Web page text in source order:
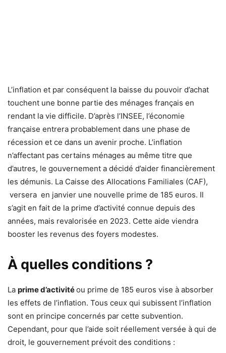
L’inflation et par conséquent la baisse du pouvoir d’achat
touchent une bonne partie des ménages français en
rendant la vie difficile. D’après l’INSEE, l’économie
française entrera probablement dans une phase de
récession et ce dans un avenir proche. L’inflation
n’affectant pas certains ménages au même titre que
d’autres, le gouvernement a décidé d’aider financièrement
les démunis. La Caisse des Allocations Familiales (CAF),
versera en janvier une nouvelle prime de 185 euros. Il
s’agit en fait de la prime d’activité connue depuis des
années, mais revalorisée en 2023. Cette aide viendra
booster les revenus des foyers modestes.
À quelles conditions ?
La prime d’activitéou prime de 185 euros vise à absorber
les effets de l’inflation. Tous ceux qui subissent l’inflation
sont en principe concernés par cette subvention.
Cependant, pour que l’aide soit réellement versée à qui de
droit, le gouvernement prévoit des conditions :